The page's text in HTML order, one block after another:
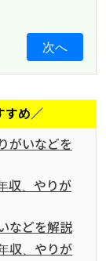
次へ
すめ／
がいなどを
収、やりが
などを解説
収、やりが